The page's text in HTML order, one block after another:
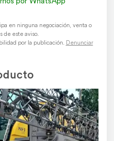
en ninguna negociación, venta o
de este aviso.
por la publicación. Denunciar